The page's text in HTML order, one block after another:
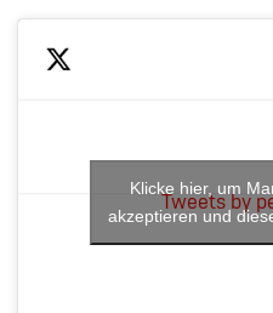
Tweets by
Klicke hier, um
akzeptieren und